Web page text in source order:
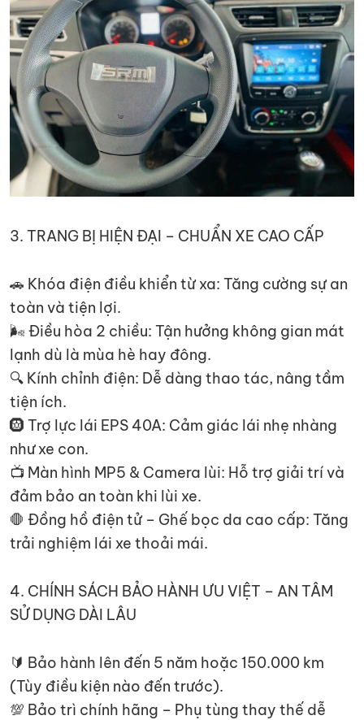
3. TRANG BỊ HIỆN ĐẠI – CHUẨN XE CAO CẤP
🚗 Khóa điện điều khiển từ xa: Tăng cường sự an
toàn và tiện lợi.
🌬 Điều hòa 2 chiều: Tận hưởng không gian mát
lạnh dù là mùa hè hay đông.
🔍 Kính chỉnh điện: Dễ dàng thao tác, nâng tầm
tiện ích.
🛞 Trợ lực lái EPS 40A: Cảm giác lái nhẹ nhàng
như xe con.
📺 Màn hình MP5 & Camera lùi: Hỗ trợ giải trí và
đảm bảo an toàn khi lùi xe.
🛑 Đồng hồ điện tử – Ghế bọc da cao cấp: Tăng
trải nghiệm lái xe thoải mái.
4. CHÍNH SÁCH BẢO HÀNH ƯU VIỆT – AN TÂM
SỬ DỤNG DÀI LÂU
🔰 Bảo hành lên đến 5 năm hoặc 150.000 km
(Tùy điều kiện nào đến trước).
💯 Bảo trì chính hãng – Phụ tùng thay thế dễ